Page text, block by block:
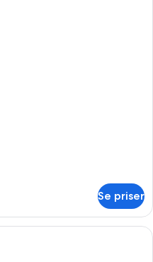
Se priser